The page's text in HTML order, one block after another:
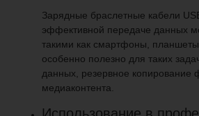
Зарядные браслетные кабели
эффективной передаче данных
такими как смартфоны,
особенно полезно для таких
данных, резервное копирование
медиаконтента.